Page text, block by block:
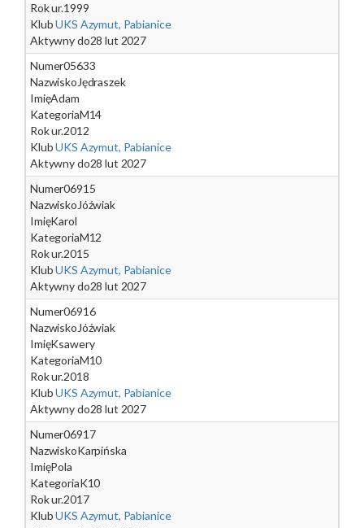
Rok ur.1999
KlubUKS Azymut, Pabianice
Aktywny do28 lut 2027
Numer05633
Nazwisko Jędraszek
ImięAdam
KategoriaM14
Rok ur.2012
KlubUKS Azymut, Pabianice
Aktywny do28 lut 2027
Numer06915
Nazwisko Jóźwiak
ImięKarol
KategoriaM12
Rok ur.2015
KlubUKS Azymut, Pabianice
Aktywny do28 lut 2027
Numer06916
Nazwisko Jóźwiak
ImięKsawery
KategoriaM10
Rok ur.2018
KlubUKS Azymut, Pabianice
Aktywny do28 lut 2027
Numer06917
NazwiskoKarpińska
ImięPola
KategoriaK10
Rok ur.2017
KlubUKS Azymut, Pabianice